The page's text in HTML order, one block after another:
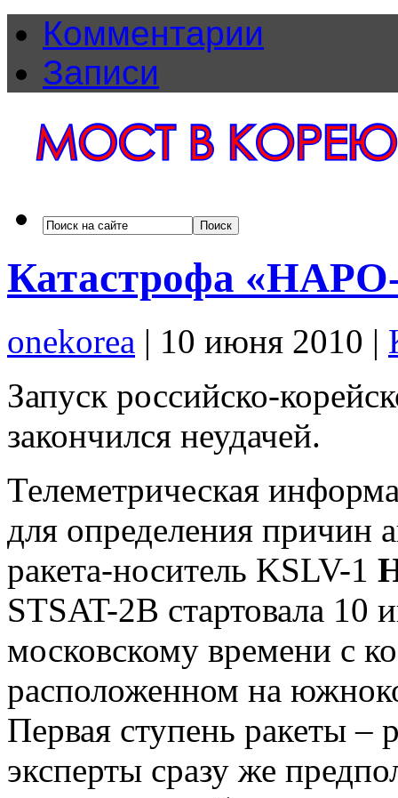
Комментарии
Записи
Катастрофа
onekorea | 10 июня 2010 |
Запуск российско-
закончился неудачей.
Телеметрическая
для определения причин
ракета-носитель KSLV-1
STSAT-2B стартовала 10
московскому времени с
расположенном на
Первая ступень ракеты –
эксперты сразу же